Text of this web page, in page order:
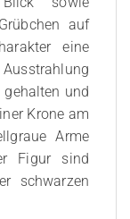
auf
eine
gehalten und
Krone am
Arme
Figur sind
schwarzen